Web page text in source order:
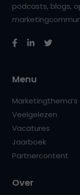
podcasts, blogs,
Menu
Marketingthema’s
Veelgelezen
Vacatures
Jaarboek
Partnercontent
Over